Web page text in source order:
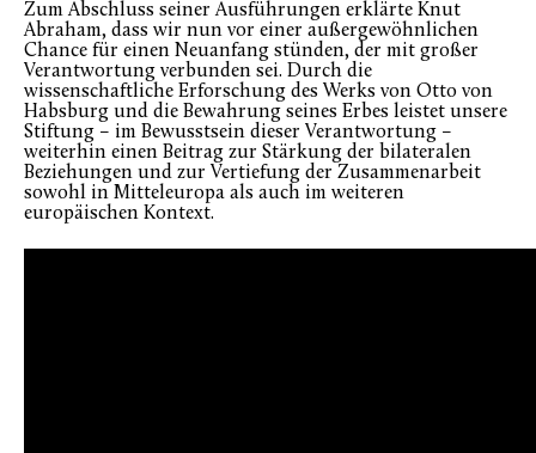
Zum Abschluss seiner Ausführungen erklärte Knut
Abraham, dass wir nun vor einer außergewöhnlichen
Chance für einen Neuanfang stünden, der mit großer
Verantwortung verbunden sei. Durch die
wissenschaftliche Erforschung des Werks von Otto von
Habsburg und die Bewahrung seines Erbes leistet unsere
Stiftung – im Bewusstsein dieser Verantwortung –
weiterhin einen Beitrag zur Stärkung der bilateralen
Beziehungen und zur Vertiefung der Zusammenarbeit
sowohl in Mitteleuropa als auch im weiteren
europäischen Kontext.